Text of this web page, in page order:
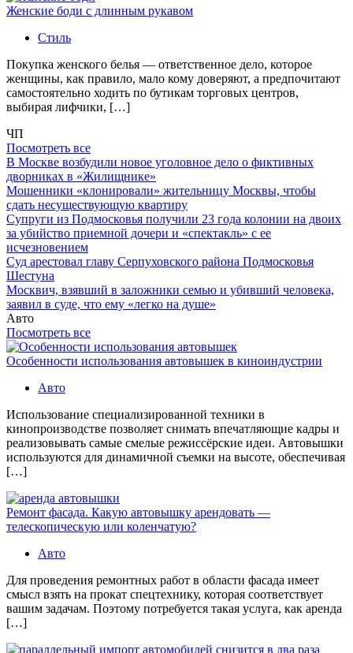
Женские боди с длинным рукавом
Стиль
Покупка женского белья — ответственное дело, которое
женщины, как правило, мало кому доверяют, а предпочитают
самостоятельно ходить по бутикам торговых центров,
выбирая лифчики, […]
ЧП
Посмотреть все
В Москве возбудили новое уголовное дело о фиктивных
дворниках в «Жилищнике»
Мошенники «клонировали» жительницу Москвы, чтобы
сдать несуществующую квартиру
Супруги из Подмосковья получили 23 года колонии на двоих
за убийство приемной дочери и «спектакль» с ее
исчезновением
Суд арестовал главу Серпуховского района Подмосковья
Шестуна
Москвич, взявший в заложники семью и убивший человека,
заявил в суде, что ему «легко на душе»
Авто
Посмотреть все
Особенности использования автовышек в киноиндустрии
Авто
Использование специализированной техники в
кинопроизводстве позволяет снимать впечатляющие кадры и
реализовывать самые смелые режиссёрские идеи. Автовышки
используются для динамичной съемки на высоте, обеспечивая
[…]
Ремонт фасада. Какую автовышку арендовать —
телескопическую или коленчатую?
Авто
Для проведения ремонтных работ в области фасада имеет
смысл взять на прокат спецтехнику, которая соответствует
вашим задачам. Поэтому потребуется такая услуга, как аренда
[…]